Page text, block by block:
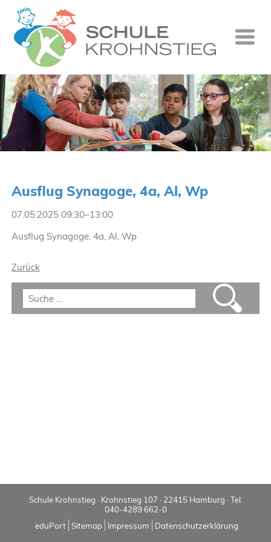
Ausflug Synagoge, 4a, Al, Wp
07.05.2025 09:30–13:00
Ausflug Synagoge, 4a, Al, Wp
Zurück
Schule Krohnstieg · Krohnstieg 107 · 22415 Hamburg · Tel.
040-4289 662-0
eduPort Sitemap Impressum Datenschutzerklärung
Startseite
Wer wir
Was wir
Ganztag